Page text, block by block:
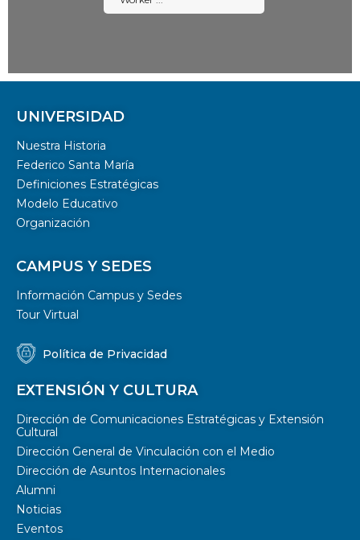
loading. For more related
Plugin Help
UNIVERSIDAD
Nuestra Historia
Federico Santa María
Definiciones Estratégicas
Modelo Educativo
Organización
CAMPUS Y SEDES
Información Campus y Sedes
Tour Virtual
Política de Privacidad
EXTENSIÓN Y CULTURA
Dirección de Comunicaciones Estratégicas y Extensión
Cultural
Dirección General de Vinculación con el Medio
Dirección de Asuntos Internacionales
Alumni
Noticias
Eventos